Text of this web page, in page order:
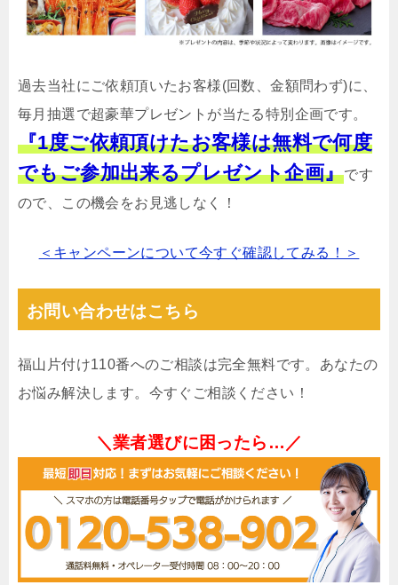
過去当社にご依頼頂いたお客様(回数、金額問わず)に、
毎月抽選で超豪華プレゼントが当たる特別企画です。
『1度ご依頼頂けたお客様は無料で何度
でもご参加出来るプレゼント企画』です
ので、この機会をお見逃しなく！
＜キャンペーンについて今すぐ確認してみる！＞
お問い合わせはこちら
福山片付け110番へのご相談は完全無料です。あなたの
お悩み解決します。今すぐご相談ください！
＼業者選びに困ったら…／